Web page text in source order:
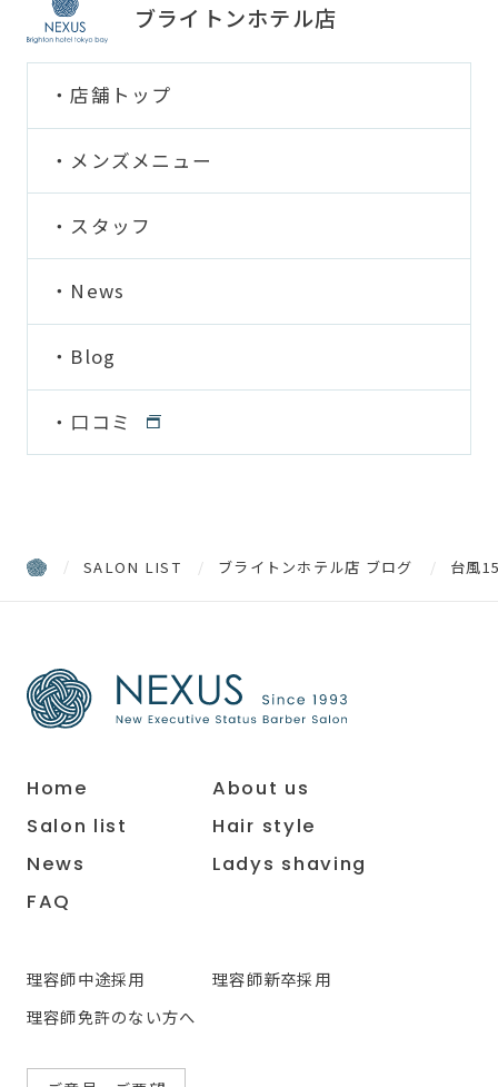
ブライトンホテル店
店舗トップ
メンズメニュー
スタッフ
News
Blog
口コミ
SALON LIST ブライトンホテル店 ブログ 台風
Home
About us
Salon list
Hair style
News
Ladys shaving
FAQ
理容師中途採用
理容師新卒採用
理容師免許のない方へ